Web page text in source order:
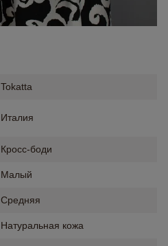
Tokatta
Италия
Кросс-боди
Малый
Средняя
Натуральная кожа